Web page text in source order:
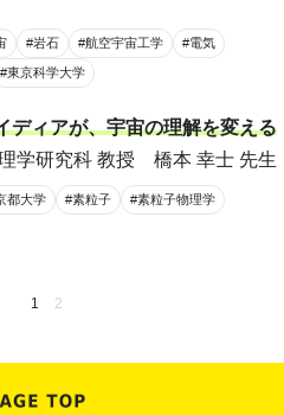
#岩石 #航空宇宙工学 #電気
#東京科学大学
ディアが、宇宙の理解を変える
学研究科 教授 橋本 幸士 先生
都大学 #素粒子 #素粒子物理学
1 2